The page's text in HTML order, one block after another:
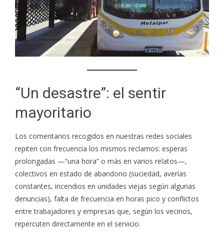
“Un desastre”: el sentir
mayoritario
Los comentarios recogidos en nuestras redes sociales
repiten con frecuencia los mismos reclamos: esperas
prolongadas —“una hora” o más en varios relatos—,
colectivos en estado de abandono (suciedad, averías
constantes, incendios en unidades viejas según algunas
denuncias), falta de frecuencia en horas pico y conflictos
entre trabajadores y empresas que, según los vecinos,
repercuten directamente en el servicio.